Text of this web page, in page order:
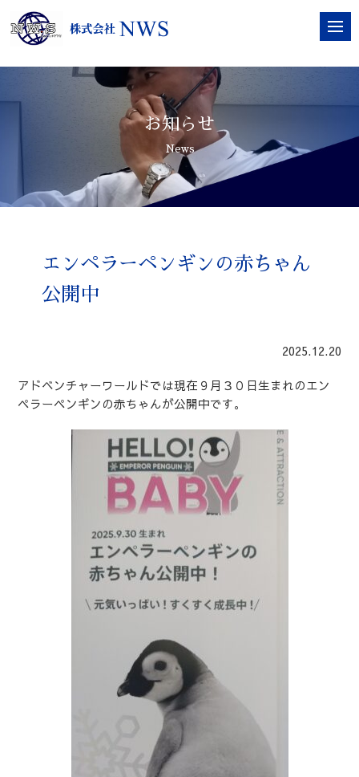
お知らせ
News
エンペラーペンギンの赤ちゃん
公開中
2025.12.20
アドベンチャーワールドでは現在９月３０日生まれのエン
ペラーペンギンの赤ちゃんが公開中です。